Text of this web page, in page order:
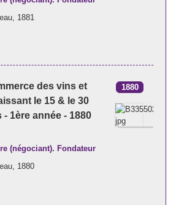
1881
des vins et
le 15 & le 30
1ère année - 1880
1880
(négociant). Fondateur
1880